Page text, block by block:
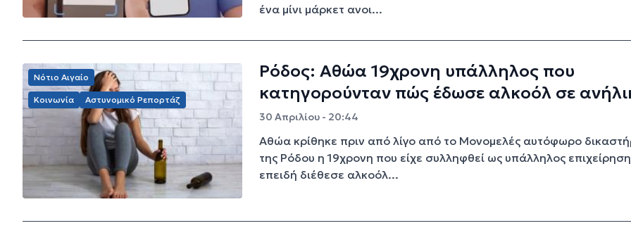
ένα μίνι μάρκετ ανοι...
Νότιο Αιγαίο
Κοινωνία Αστυνομικό Ρεπορτάζ
Ρόδος: Αθώα 19χρονη υπάλληλος που
κατηγορούνταν πώς έδωσε αλκοόλ σε
30 Απριλίου - 20:44
Αθώα κρίθηκε πριν από λίγο από το Μονομελές αυτόφωρο
της Ρόδου η 19χρονη που είχε συλληφθεί ως υπάλληλος
επειδή διέθεσε αλκοόλ...